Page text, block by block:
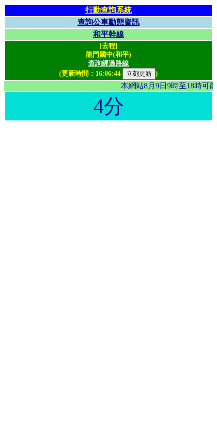
行動查詢系統
查詢公車動態資訊
和平幹線
[去程]
龍門國中(和平)
查詢經過路線
(更新時間： 16:06:44 )
本網站8月9日9時至18時
4分